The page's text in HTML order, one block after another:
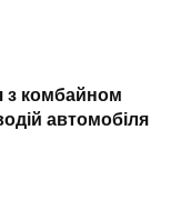
з комбайном
автомобіля